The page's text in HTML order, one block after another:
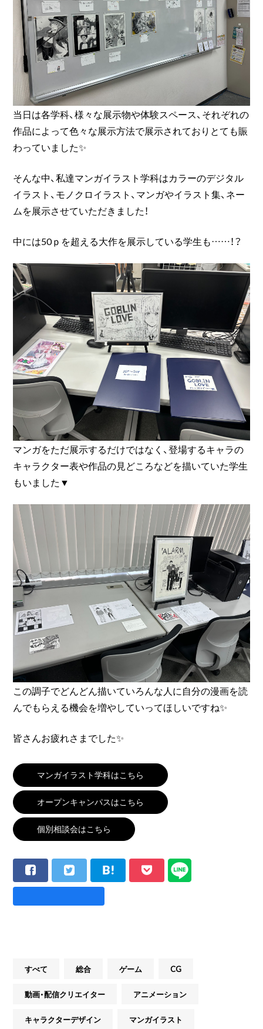
当日は各学科、様々な展示物や体験スペース、それぞれの
作品によって色々な展示方法で展示されておりとても賑
わっていました✨
そんな中、私達マンガイラスト学科はカラーのデジタル
イラスト、モノクロイラスト、マンガやイラスト集、ネー
ムを展示させていただきました！
中には50ｐを超える大作を展示している学生も……！？
マンガをただ展示するだけではなく、登場するキャラの
キャラクター表や作品の見どころなどを描いていた学生
もいました▼
この調子でどんどん描いていろんな人に自分の漫画を読
んでもらえる機会を増やしていってほしいですね✨
皆さんお疲れさまでした✨
マンガイラスト学科はこちら
オープンキャンパスはこちら
個別相談会はこちら
すべて 総合 ゲーム CG
動画・配信クリエイター アニメーション
キャラクターデザイン マンガイラスト